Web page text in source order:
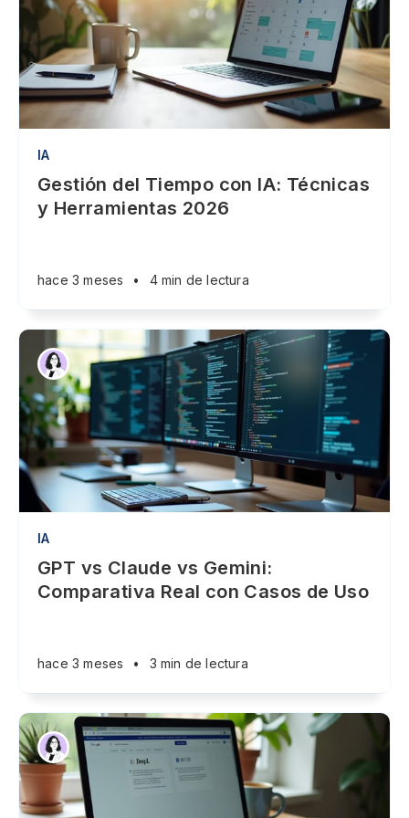
IA
Gestión del Tiempo con IA: Técnicas
y Herramientas 2026
hace 3 meses • 4 min de lectura
IA
GPT vs Claude vs Gemini:
Comparativa Real con Casos de Uso
hace 3 meses • 3 min de lectura